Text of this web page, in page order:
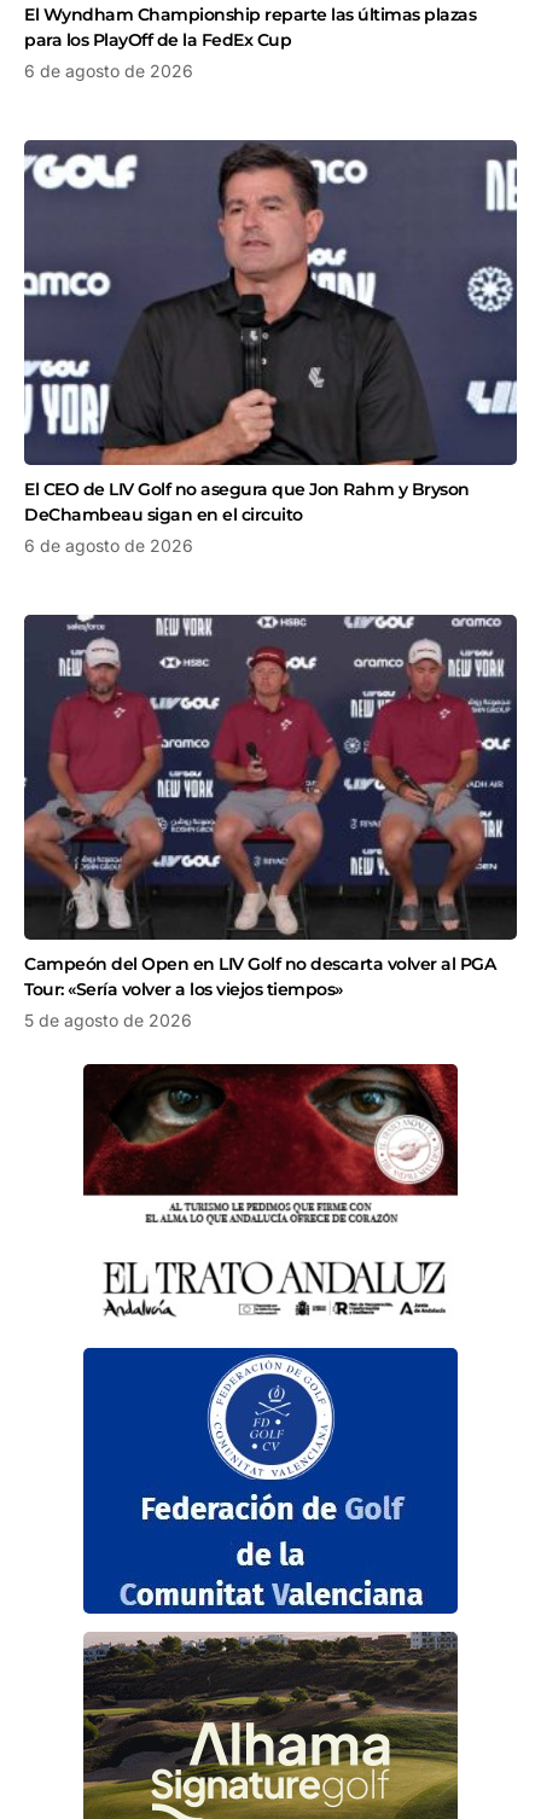
El Wyndham Championship reparte las últimas plazas
para los PlayOff de la FedEx Cup
6 de agosto de 2026
El CEO de LIV Golf no asegura que Jon Rahm y Bryson
DeChambeau sigan en el circuito
6 de agosto de 2026
Campeón del Open en LIV Golf no descarta volver al PGA
Tour: «Sería volver a los viejos tiempos»
5 de agosto de 2026